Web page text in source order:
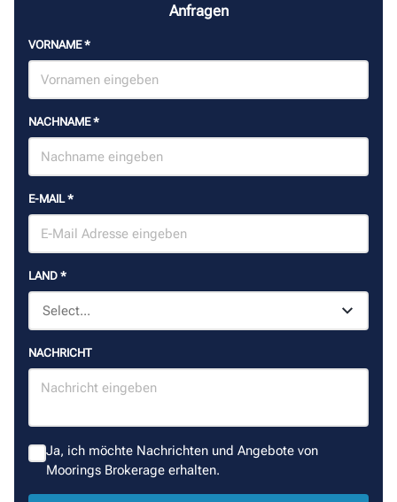
Anfragen
VORNAME*
NACHNAME*
E-MAIL*
LAND *
NACHRICHT
Ja, ich möchte Nachrichten und Angebote von
Moorings Brokerage erhalten.